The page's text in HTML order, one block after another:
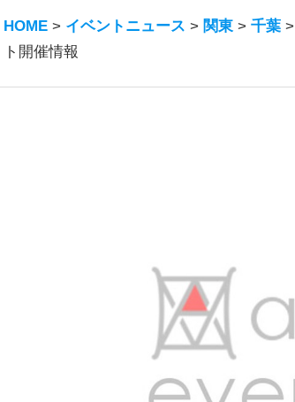
HOME > イベントニュース > 関東 >千葉
ト開催情報